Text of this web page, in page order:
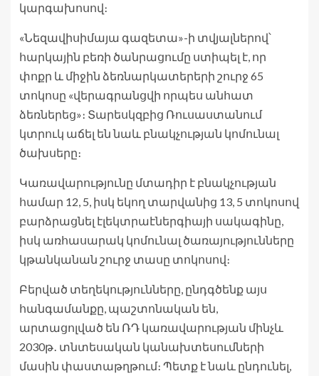
կարգախոսով։
«Նեզավիսիմայա գազետա»-ի տվյալներով՝
հարկային բեռի ծանրացումը ստիպել է, որ
փոքր և միջին ձեռնարկատերերի շուրջ 65
տոկոսը «վերագրանցվի որպես անհատ
ձեռներեց»։ Տարեսկզբից Ռուսաստանում
կտրուկ աճել են նաև բնակչության կոմունալ
ծախսերը։
Կառավարությունը մտադիր է բնակչության
համար 12, 5, իսկ եկող տարվանից 13, 5 տոկոսով
բարձրացնել էլեկտրաէներգիայի սակագինը,
իսկ առհասարակ կոմունալ ծառայությունները
կթանկանան շուրջ տասը տոկոսով։
Բերված տեղեկությունները, ընդգծենք այս
հանգամանքը, պաշտոնական են,
արտացոլված են ՌԴ կառավարության մինչև
2030թ․ տնտեսական կանախտեսումների
մասին փաստաթղթում։ Պետք է նաև ընդունել,